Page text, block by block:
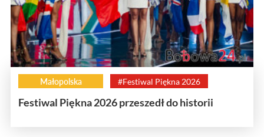
Małopolska #Festiwal Piękna 2026
Festiwal Piękna 2026 przeszedł do historii